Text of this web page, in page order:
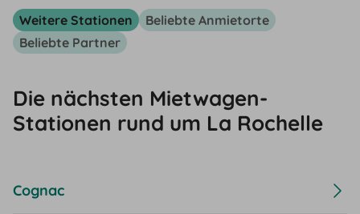
Weitere Stationen
Beliebte Anmietorte
Beliebte Partner
Die nächsten Mietwagen-
Stationen rund um La Rochelle
Cognac